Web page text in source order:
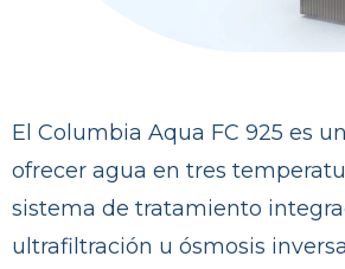
El Columbia Aqua FC 925 es
ofrecer agua en tres
sistema de tratamiento
ultrafiltración u ósmosis